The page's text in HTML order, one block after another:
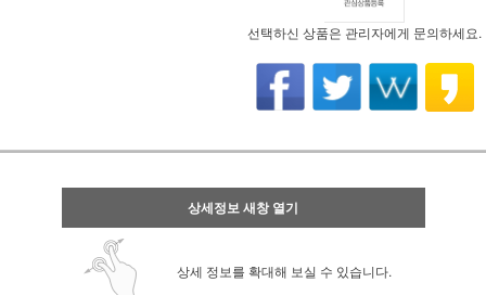
선택하신 상품은 관리자에게 문의하세요.
상세정보 새창 열기
상세 정보를 확대해 보실 수 있습니다.